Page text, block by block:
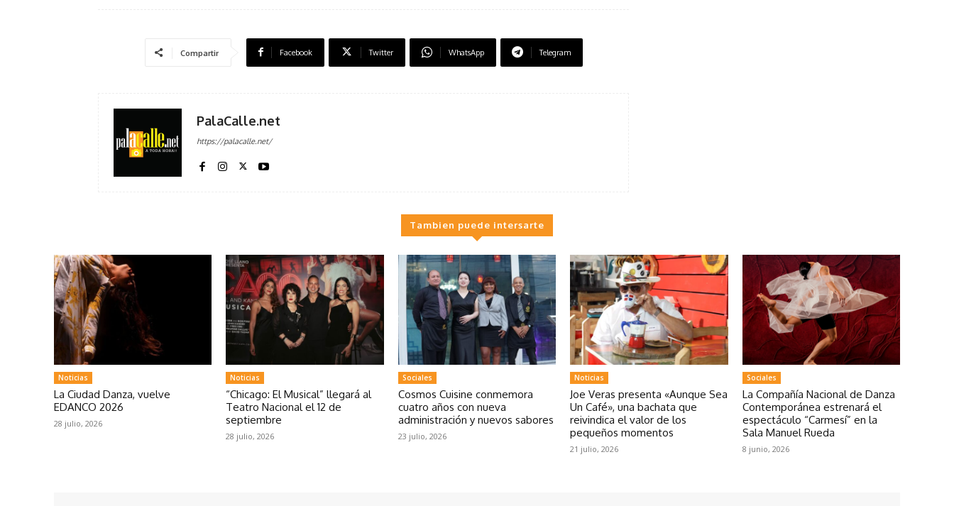
Compartir Facebook Twitter WhatsApp Telegram
PalaCalle.net
https://palacalle.net/
Tambien puede intersarte
Noticias
La Ciudad Danza, vuelve
EDANCO 2026
28 julio, 2026
Noticias
“Chicago: El Musical” llegará al
Teatro Nacional el 12 de
septiembre
28 julio, 2026
Sociales
Cosmos Cuisine conmemora
cuatro años con nueva
administración y nuevos sabores
23 julio, 2026
Noticias
Joe Veras presenta «Aunque Sea
Un Café», una bachata que
reivindica el valor de los
pequeños momentos
21 julio, 2026
Sociales
La Compañía Nacional de Danza
Contemporánea estrenará el
espectáculo “Carmesí” en la
Sala Manuel Rueda
8 junio, 2026